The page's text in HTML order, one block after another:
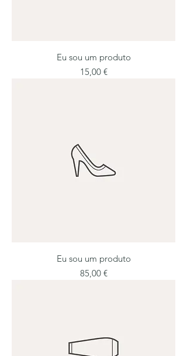
Eu sou um produto
Preço
15,00 €
Eu sou um produto
Preço
85,00 €